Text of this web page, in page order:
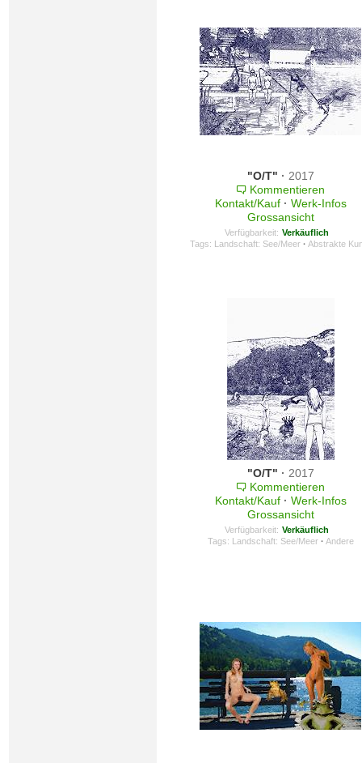
"O/T" · 2017
Kommentieren
Kontakt/Kauf · Werk-Infos
Grossansicht
Verfügbarkeit: Verkäuflich
Tags: Landschaft: See/Meer · Abstrakte
"O/T" · 2017
Kommentieren
Kontakt/Kauf · Werk-Infos
Grossansicht
Verfügbarkeit: Verkäuflich
Tags: Landschaft: See/Meer · Andere